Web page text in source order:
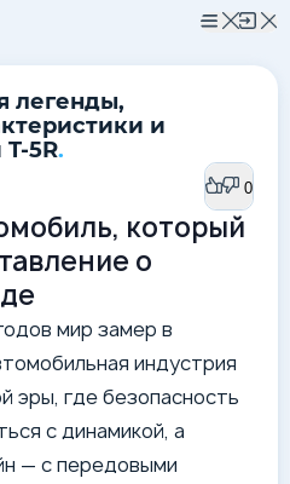
легенды,
и
5R.
0 0
который
о
мир замер в
индустрия
эры, где безопасность
с динамикой, а
— с передовыми